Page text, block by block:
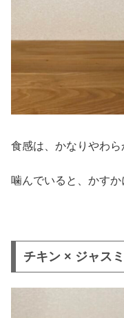
食感は、かなりやわら
噛んでいると、かすか
チキン × ジャス